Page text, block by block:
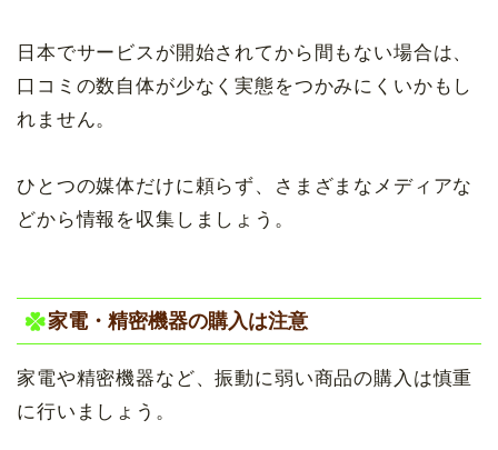
日本でサービスが開始されてから間もない場合は、
口コミの数自体が少なく実態をつかみにくいかもし
れません。
ひとつの媒体だけに頼らず、さまざまなメディアな
どから情報を収集しましょう。
家電・精密機器の購入は注意
家電や精密機器など、振動に弱い商品の購入は慎重
に行いましょう。